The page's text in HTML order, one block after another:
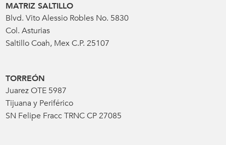
MATRIZ SALTILLO
Blvd. Vito Alessio Robles No. 5830
Col. Asturias
Saltillo Coah, Mex C.P. 25107
TORREÓN
Juarez OTE 5987
Tijuana y Periférico
SN Felipe Fracc TRNC CP 27085